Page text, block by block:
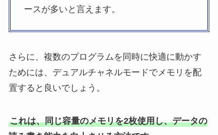
ースが多いと言えます。
さらに、複数のプログラムを同時に快適に動かす
ためには、デュアルチャネルモードでメモリを配
置すると良いでしょう。
これは、同じ容量のメモリを2枚使用し、データの